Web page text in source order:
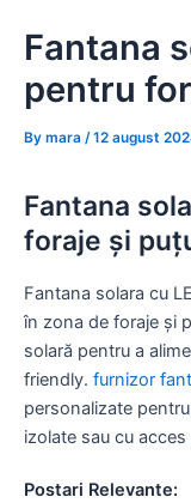
Fantana
pentru
By mara /12 august
Fantana
foraje și
Fantana solara cu
în zona de foraje și
solară pentru a
friendly. furnizor
personalizate
izolate sau cu
Postari Relevante: